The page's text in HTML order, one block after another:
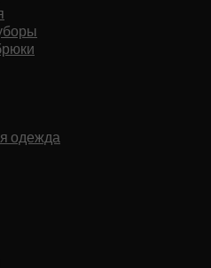
одежда